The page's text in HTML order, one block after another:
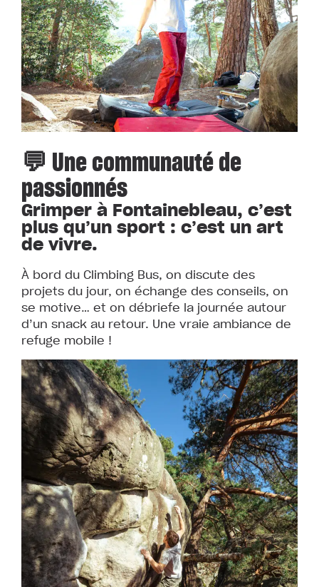
💬 Une communauté de
passionnés
Grimper à Fontainebleau, c’est
plus qu’un sport : c’est un art
de vivre.
À bord du Climbing Bus, on discute des
projets du jour, on échange des conseils, on
se motive… et on débriefe la journée autour
d’un snack au retour. Une vraie ambiance de
refuge mobile !